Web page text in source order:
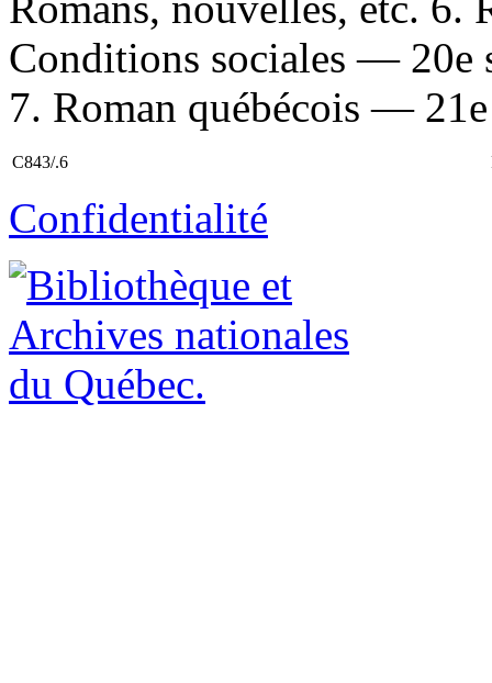
Conditions sociales — 20e
7. Roman québécois —
C843/.6
Confidentialité